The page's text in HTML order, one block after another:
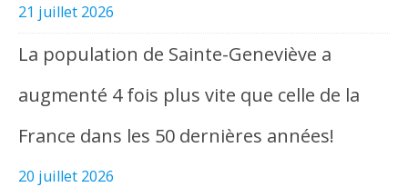
21 juillet 2026
La population de Sainte-Geneviève a
augmenté 4 fois plus vite que celle de la
France dans les 50 dernières années!
20 juillet 2026